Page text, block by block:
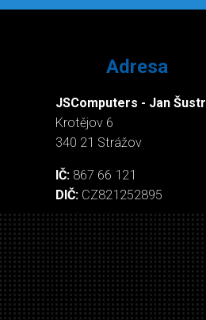
Adresa
JSComputers - Jan Šustr
Krotějov 6
340 21 Strážov
IČ: 867 66 121
DIČ: CZ821252895